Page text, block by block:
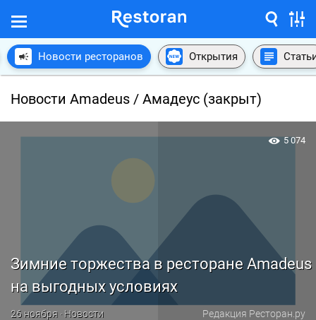
Новости ресторанов Открытия
Новости Amadeus / Амадеус (закрыт)
Зимние торжества в ресторане Amadeus
на выгодных условиях
26 ноября · Новости Редакция Ресторан.ру
5 074